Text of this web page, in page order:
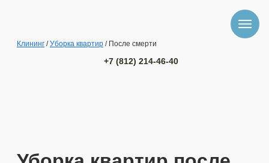
Клининг /Уборка квартир / После смерти
+7 (812) 214-46-40